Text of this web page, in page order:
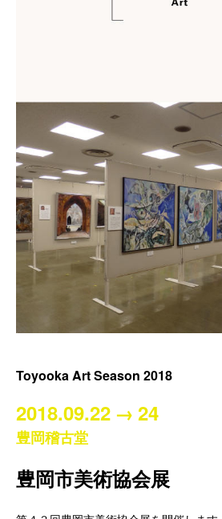
Toyooka Art Season 2018
2018.09.22 → 24
豊岡稽古堂
豊岡市美術協会展